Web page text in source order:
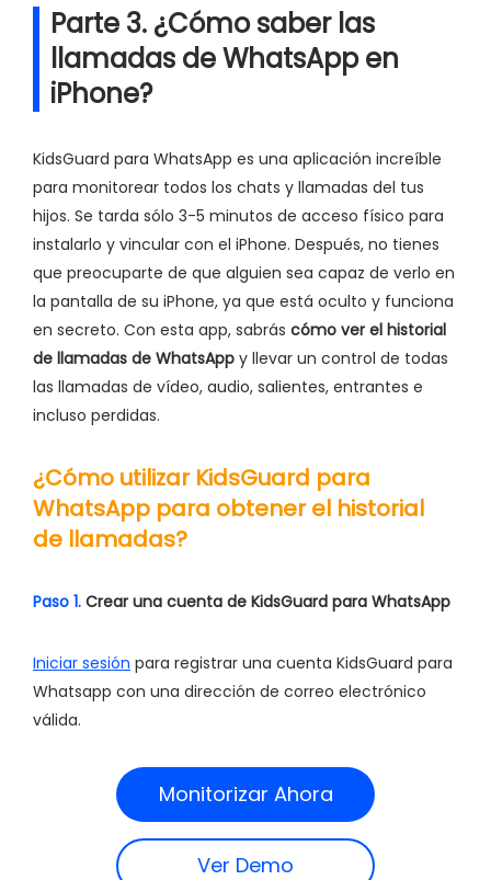
Parte 3. ¿Cómo saber las
llamadas de WhatsApp en
iPhone?
KidsGuard para WhatsApp es una aplicación increíble
para monitorear todos los chats y llamadas del tus
hijos. Se tarda sólo 3-5 minutos de acceso físico para
instalarlo y vincular con el iPhone. Después, no tienes
que preocuparte de que alguien sea capaz de verlo en
la pantalla de su iPhone, ya que está oculto y funciona
en secreto. Con esta app, sabrás cómo ver el historial
de llamadas de WhatsApp y llevar un control de todas
las llamadas de vídeo, audio, salientes, entrantes e
incluso perdidas.
¿Cómo utilizar KidsGuard para
WhatsApp para obtener el historial
de llamadas?
Paso 1. Crear una cuenta de KidsGuard para WhatsApp
Iniciar sesión para registrar una cuenta KidsGuard para
Whatsapp con una dirección de correo electrónico
válida.
Monitorizar Ahora
Ver Demo